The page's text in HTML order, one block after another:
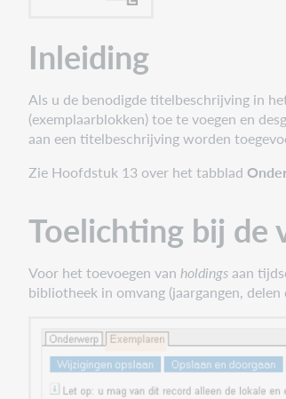
Inleiding
Als u de benodigde titelbeschrijving in
(exemplaarblokken) toe te voegen en
aan een titelbeschrijving worden
Zie Hoofdstuk 13 over het tabblad
Toelichting bij de
Voor het toevoegen van holdingsaan
bibliotheek in omvang (jaargangen,